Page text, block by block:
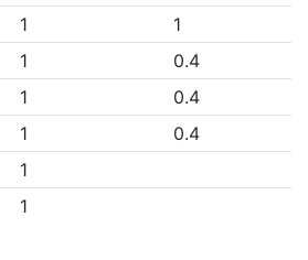
1
1
1
0.4
1
0.4
1
0.4
1
1